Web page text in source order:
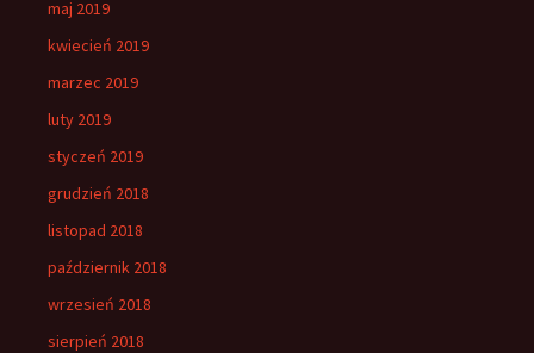
maj 2019
kwiecień 2019
marzec 2019
luty 2019
styczeń 2019
grudzień 2018
listopad 2018
październik 2018
wrzesień 2018
sierpień 2018